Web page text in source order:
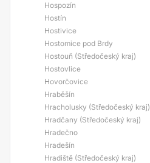
Hospozín
Hostín
Hostivice
Hostomice pod Brdy
Hostouň (Středočeský kraj)
Hostovlice
Hovorčovice
Hraběšín
Hracholusky (Středočeský kraj)
Hradčany (Středočeský kraj)
Hradečno
Hradešín
Hradiště (Středočeský kraj)